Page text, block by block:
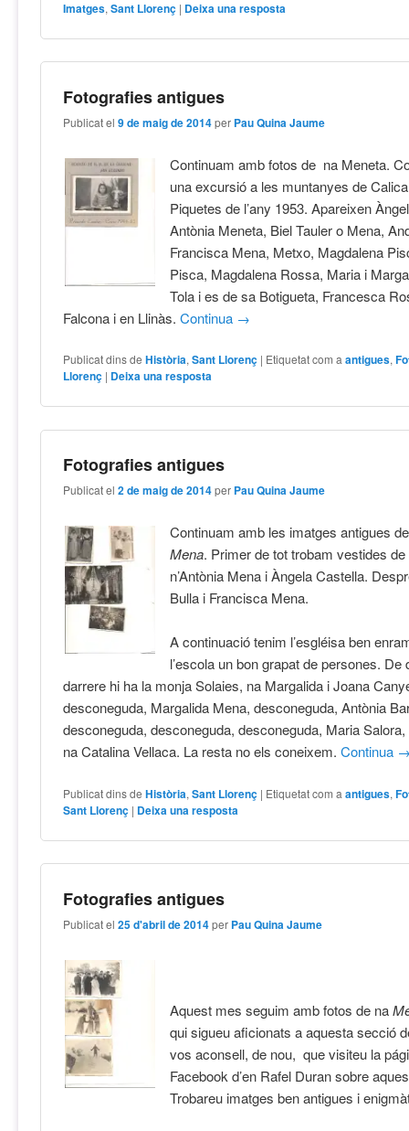
Imatges,Sant Llorenç | Deixa una resposta
Fotografies antigues
Publicat el9 de maig de 2014 per Pau Quina Jaume
Continuam amb fotos de na Meneta.
una excursió a les muntanyes de
Piquetes de l’any 1953. Apareixen
Antònia Meneta, Biel Tauler o Mena,
Francisca Mena, Metxo, Magdalena
Pisca, Magdalena Rossa, Maria i
Tola i es de sa Botigueta, Francesca
Falcona i en Llinàs.Continua →
Publicat dins de Història,Sant Llorenç | Etiquetat com a antigues,
Llorenç | Deixa una resposta
Fotografies antigues
Publicat el2 de maig de 2014 per Pau Quina Jaume
Continuam amb les imatges antigues
Mena. Primer de tot trobam vestides
n’Antònia Mena i Àngela Castella.
Bulla i Francisca Mena.
A continuació tenim l’esgléisa ben
l’escola un bon grapat de persones. De
darrere hi ha la monja Solaies, na Margalida i Joana
desconeguda, Margalida Mena, desconeguda, Antònia
desconeguda, desconeguda, desconeguda, Maria
na Catalina Vellaca. La resta no els coneixem.Continua
Publicat dins de Història,Sant Llorenç | Etiquetat com a antigues,
Sant Llorenç | Deixa una resposta
Fotografies antigues
Publicat el25 d'abril de 2014 per Pau Quina Jaume
Aquest mes seguim amb fotos de na
qui sigueu aficionats a aquesta secció
vos aconsell, de nou, que visiteu la
Facebook d’en Rafel Duran sobre
Trobareu imatges ben antigues i